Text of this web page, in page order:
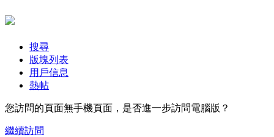
搜尋
版塊列表
用戶信息
熱帖
您訪問的頁面無手機頁面，是否進一步訪問電腦版？
繼續訪問